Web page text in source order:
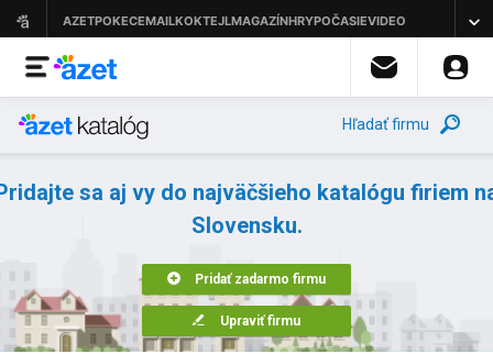
Hľadať firmu
sa aj vy do najväčšieho katalógu firiem
Slovensku.
Pridať zadarmo firmu
Upraviť firmu